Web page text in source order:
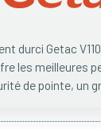
durci Getac
les meilleures
de pointe, un